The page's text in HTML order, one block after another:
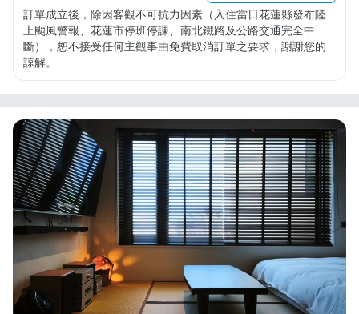
訂單成立後，除因客觀不可抗力因素（入住當日花蓮縣發布陸
上颱風警報、花蓮市停班停課、南北鐵路及公路交通完全中
斷），恕不接受任何主觀事由免費取消訂單之要求，謝謝您的
諒解。